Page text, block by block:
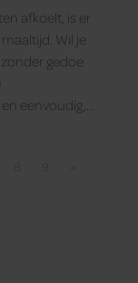
afkoelt, is er
Wil je
gedoe
eenvoudig,